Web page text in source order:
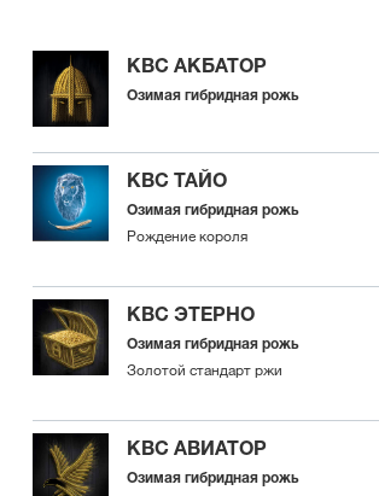
КВС АКБАТОР
Озимая гибридная рожь
КВС ТАЙО
Озимая гибридная рожь
Рождение короля
КВС ЭТЕРНО
Озимая гибридная рожь
Золотой стандарт ржи
КВС АВИАТОР
Озимая гибридная рожь